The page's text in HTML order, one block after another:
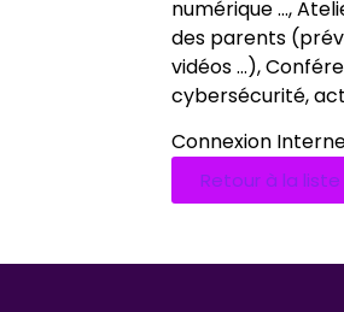
numérique …,
des parents
vidéos …),
cybersécurité,
Connexion
Retour à la liste